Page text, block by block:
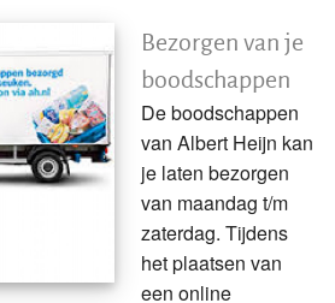
Bezorgen van je
boodschappen
De boodschappen
van Albert Heijn kan
je laten bezorgen
van maandag t/m
zaterdag. Tijdens
het plaatsen van
een online